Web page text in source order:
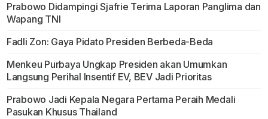
Prabowo Didampingi Sjafrie Terima Laporan Panglima dan
Wapang TNI
Fadli Zon: Gaya Pidato Presiden Berbeda-Beda
Menkeu Purbaya Ungkap Presiden akan Umumkan
Langsung Perihal Insentif EV, BEV Jadi Prioritas
Prabowo Jadi Kepala Negara Pertama Peraih Medali
Pasukan Khusus Thailand